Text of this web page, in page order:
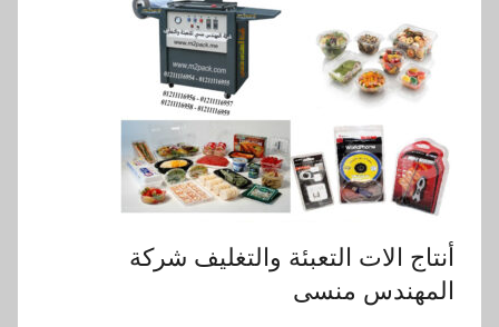
أنتاج الات التعبئة والتغليف شركة
المهندس منسى